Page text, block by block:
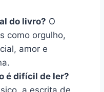
do livro? O
como orgulho,
amor e
é difícil de ler?